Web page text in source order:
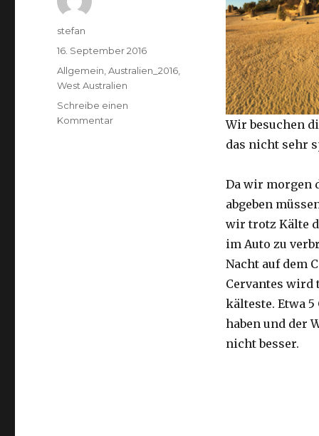
Wir besuchen
das nicht sehr
Da wir morgen
abgeben
wir trotz Kälte
im Auto zu
Nacht auf dem
Cervantes wird
kälteste. Etwa 5
haben und der
nicht besser.
Autor
stefan
Veröffentlicht
am
16. September 2016
Kategorien
Allgemein,Australien_2016,
West Australien
Schreibe einen
Kommentarzu